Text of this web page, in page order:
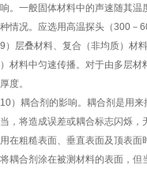
。一般固体材料中的声速随其
情况。应选用高温探头（300－
9）层叠材料、复合（非均质）
材料中匀速传播。对于由多层
度。
10）耦合剂的影响。耦合剂是用
，将造成误差或耦合标志闪烁
在粗糙表面、垂直表面及顶表
耦合剂涂在被测材料的表面，